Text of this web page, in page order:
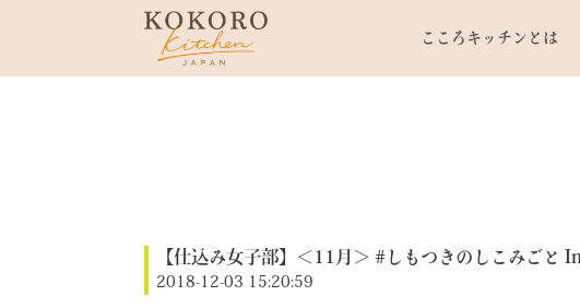
こころキッチンとは
【仕込み女子部】＜11月＞ #しもつきのしこみごと
2018-12-03 15:20:59